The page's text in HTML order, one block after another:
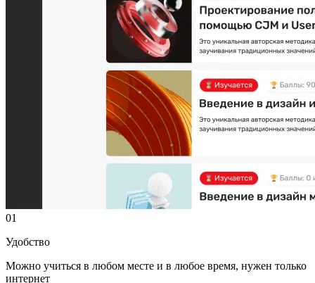
01
Удобство
Можно учиться в любом месте и в любое время, нужен только
интернет